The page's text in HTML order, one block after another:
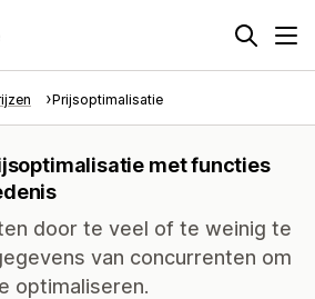
Prijsoptimalisatie
met functies
door te veel of te weinig te
van concurrenten om
optimaliseren.